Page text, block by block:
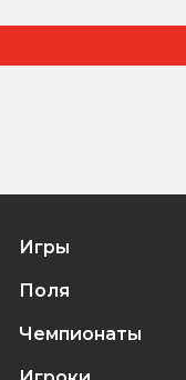
Игры
Поля
Чемпионаты